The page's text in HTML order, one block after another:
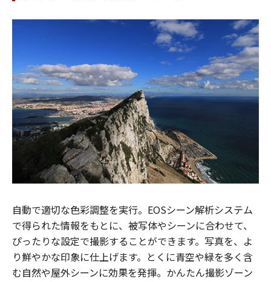
自動で適切な色彩調整を実行。EOSシーン解析システム
で得られた情報をもとに、被写体やシーンに合わせて、
ぴったりな設定で撮影することができます。写真を、よ
り鮮やかな印象に仕上げます。とくに青空や緑を多く含
む自然や屋外シーンに効果を発揮。かんたん撮影ゾーン